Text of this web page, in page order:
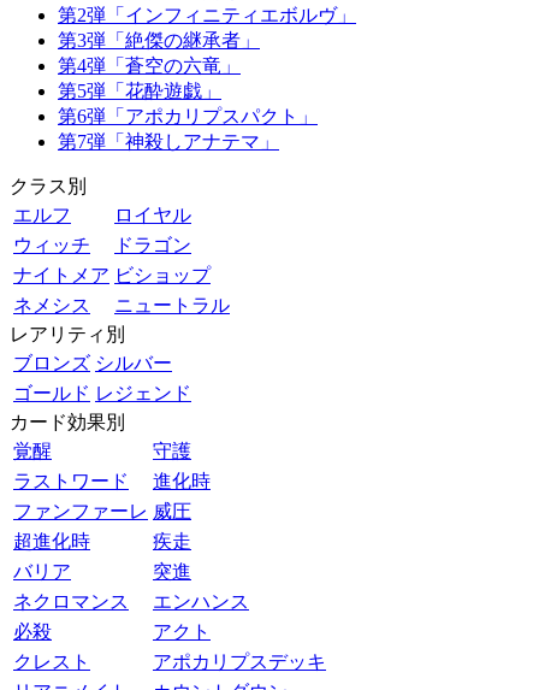
第2弾「インフィニティエボルヴ」
第3弾「絶傑の継承者」
第4弾「蒼空の六竜」
第5弾「花酔遊戯」
第6弾「アポカリプスパクト」
第7弾「神殺しアナテマ」
クラス別
エルフ
ロイヤル
ウィッチ
ドラゴン
ナイトメア ビショップ
ネメシス
ニュートラル
レアリティ別
ブロンズ シルバー
ゴールド レジェンド
カード効果別
覚醒
守護
ラストワード
進化時
ファンファーレ 威圧
超進化時
疾走
バリア
突進
ネクロマンス
エンハンス
必殺
アクト
クレスト
アポカリプスデッキ